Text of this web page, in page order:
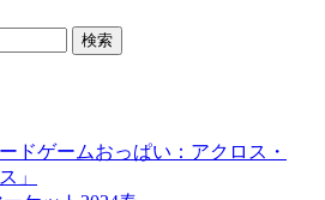
ドゲームおっぱい：アクロス・
」